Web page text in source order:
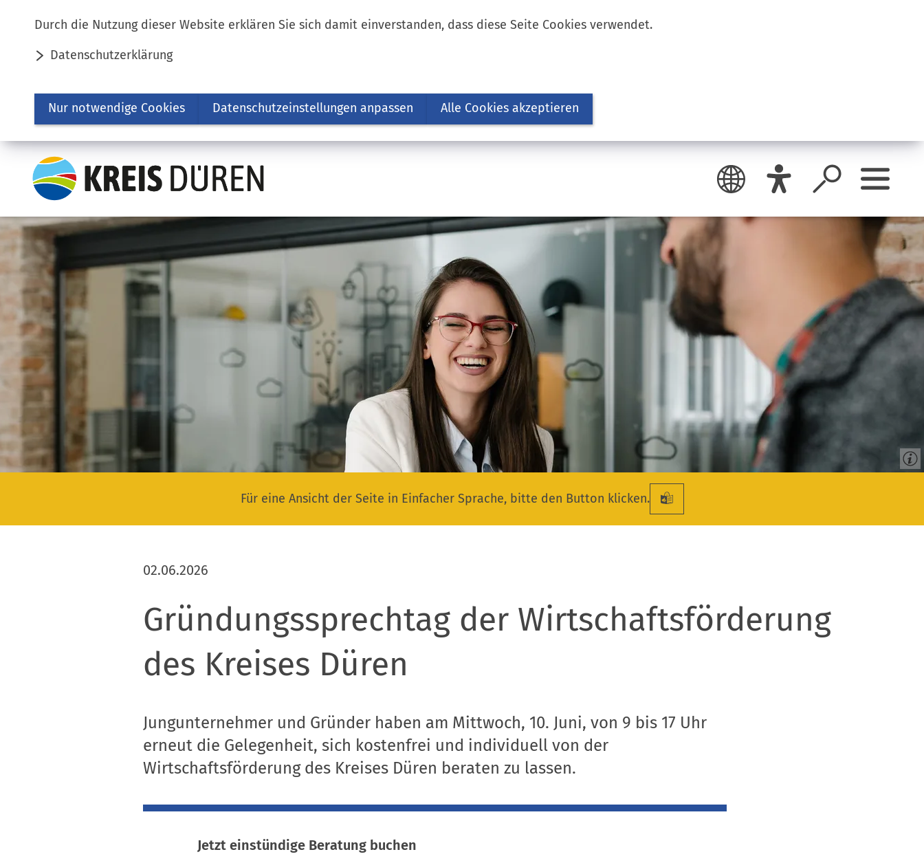
Durch die Nutzung dieser Website erklären Sie sich damit einverstanden, dass diese Seite Cookies verwendet.
Datenschutzerklärung
Nur notwendige Cookies Datenschutzeinstellungen anpassen Alle Cookies akzeptieren
Inhalt anspringen
Für eine Ansicht der Seite in Einfacher Sprache, bitte den Button klicken.
02.06.2026
Gründungssprechtag der Wirtschaftsförderung
des Kreises Düren
Jungunternehmer und Gründer haben am Mittwoch, 10. Juni, von 9 bis 17 Uhr
erneut die Gelegenheit, sich kostenfrei und individuell von der
Wirtschaftsförderung des Kreises Düren beraten zu lassen.
Jetzt einstündige Beratung buchen